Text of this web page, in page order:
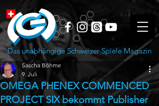
Das unabhängige Schweizer Spiele Magazin
OMEGA PHENEX COMMENCED
PROJECT SIX bekommt Publisher
Sascha Böhme
9. Juli